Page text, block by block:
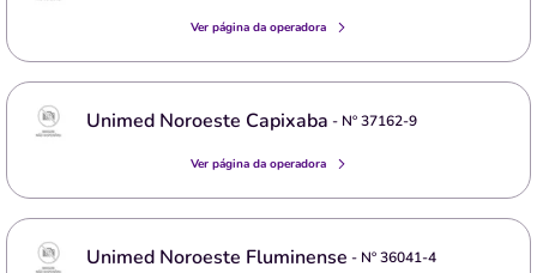
Ver página da operadora
Unimed Noroeste Capixaba - Nº37162-9
Ver página da operadora
Unimed Noroeste Fluminense - Nº36041-4